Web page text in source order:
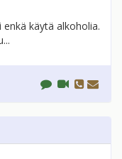
käytä alkoholia.